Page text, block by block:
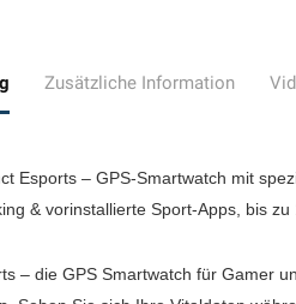
Zusätzliche Information
Esports – GPS-Smartwatch mit
& vorinstallierte Sport-Apps, bis zu
– die GPS Smartwatch für Gamer